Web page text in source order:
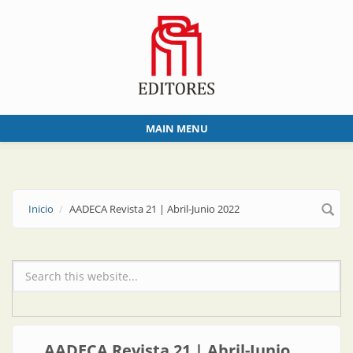
MAIN MENU
Inicio AADECA Revista 21 | Abril-Junio 2022
Formulario de búsqueda